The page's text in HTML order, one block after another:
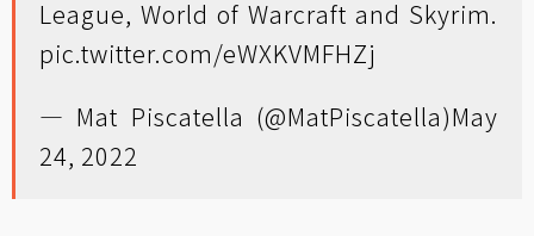
League, World of Warcraft and Skyrim.
pic.twitter.com/eWXKVMFHZj
— Mat Piscatella (@MatPiscatella)May
24, 2022